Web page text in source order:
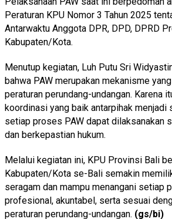
Peraturan KPU Nomor 3 Tahun 2025
Antarwaktu Anggota DPR, DPD, DPRD
Kabupaten/Kota.
Menutup kegiatan, Luh Putu Sri
bahwa PAW merupakan mekanisme
peraturan perundang-undangan. Karena
koordinasi yang baik antarpihak menjadi
setiap proses PAW dapat dilaksanakan
dan berkepastian hukum.
Melalui kegiatan ini, KPU Provinsi Bali
Kabupaten/Kota se-Bali semakin
seragam dan mampu menangani setiap
profesional, akuntabel, serta sesuai
peraturan perundang-undangan. (gs/bi)